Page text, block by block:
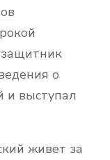
о
и выступал
живет за